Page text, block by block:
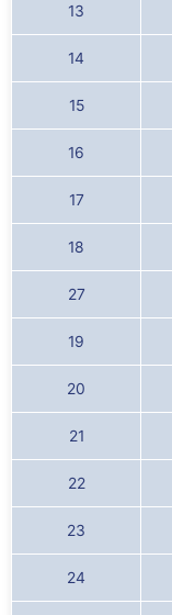
13
14
15
16
17
18
27
19
20
21
22
23
24